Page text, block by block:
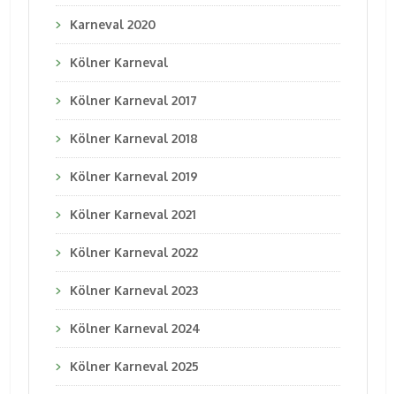
Karneval 2020
Kölner Karneval
Kölner Karneval 2017
Kölner Karneval 2018
Kölner Karneval 2019
Kölner Karneval 2021
Kölner Karneval 2022
Kölner Karneval 2023
Kölner Karneval 2024
Kölner Karneval 2025